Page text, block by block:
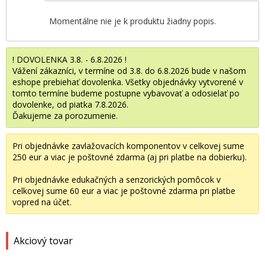
! DOVOLENKA 3.8. - 6.8.2026 !
Vážení zákazníci, v termíne od 3.8. do 6.8.2026 bude v našom
eshope prebiehať dovolenka. Všetky objednávky vytvorené v
tomto termíne budeme postupne vybavovať a odosielať po
dovolenke, od piatka 7.8.2026.
Ďakujeme za porozumenie.
Pri objednávke zavlažovacích komponentov v celkovej sume
250 eur a viac je poštovné zdarma (aj pri platbe na dobierku).
Pri objednávke edukačných a senzorických pomôcok v
celkovej sume 60 eur a viac je poštovné zdarma pri platbe
vopred na účet.
Akciový tovar
Momentálne nie je k produktu žiadny popis.